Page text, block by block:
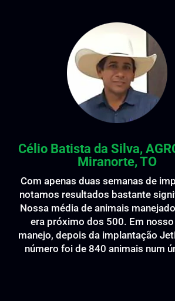
Célio Batista da Silva,
Miranorte, TO
Com apenas duas semanas de
notamos resultados bastante
Nossa média de animais
era próximo dos 500. Em
manejo, depois da implantação
número foi de 840 animais num